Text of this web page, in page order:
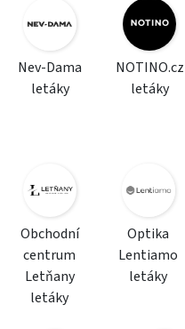
Nev-Dama
letáky
NOTINO.cz
letáky
Obchodní
centrum
Letňany
letáky
Optika
Lentiamo
letáky